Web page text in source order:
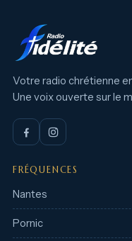
Votre radio chrétienne
Une voix ouverte sur le
FRÉQUENCES
Nantes
Pornic